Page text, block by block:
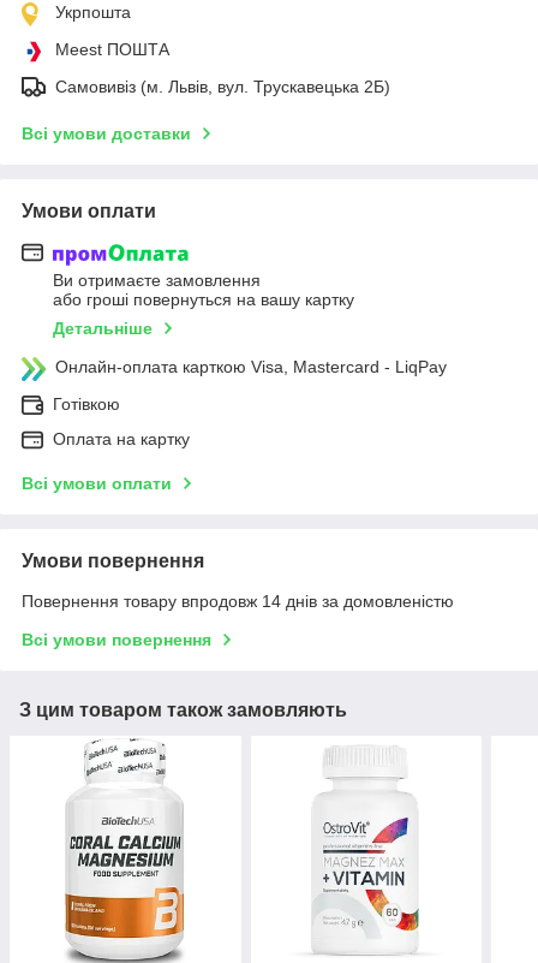
Укрпошта
Meest ПОШТА
Самовивіз (м. Львів, вул. Трускавецька 2Б)
Всі умови доставки
Умови оплати
Ви отримаєте замовлення
або гроші повернуться на вашу картку
Детальніше
Онлайн-оплата карткою Visa, Mastercard - LiqPay
Готівкою
Оплата на картку
Всі умови оплати
Умови повернення
Повернення товару впродовж 14 днів за домовленістю
Всі умови повернення
З цим товаром також замовляють